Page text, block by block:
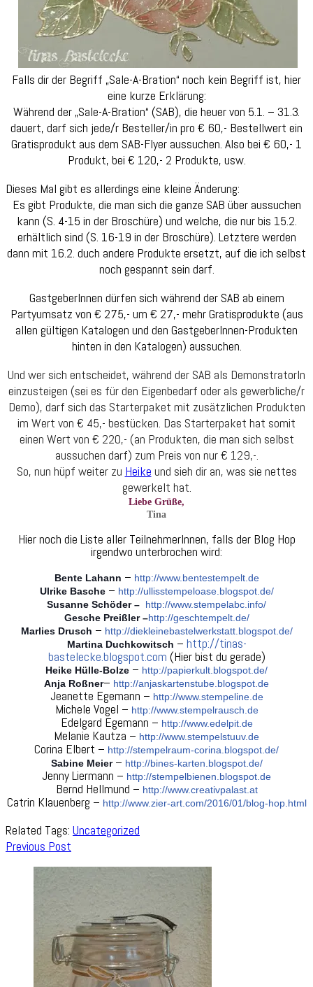
Falls dir der Begriff „Sale-A-Bration“ noch kein Begriff ist, hier
eine kurze Erklärung:
Während der „Sale-A-Bration“ (SAB), die heuer von 5.1. – 31.3.
dauert, darf sich jede/r Besteller/in pro € 60,- Bestellwert ein
Gratisprodukt aus dem SAB-Flyer aussuchen. Also bei € 60,- 1
Produkt, bei € 120,- 2 Produkte, usw.
Dieses Mal gibt es allerdings eine kleine Änderung:
Es gibt Produkte, die man sich die ganze SAB über aussuchen
kann (S. 4-15 in der Broschüre) und welche, die nur bis 15.2.
erhältlich sind (S. 16-19 in der Broschüre). Letztere werden
dann mit 16.2. duch andere Produkte ersetzt, auf die ich selbst
noch gespannt sein darf.
GastgeberInnen dürfen sich während der SAB ab einem
Partyumsatz von € 275,- um € 27,- mehr Gratisprodukte (aus
allen gültigen Katalogen und den GastgeberInnen-Produkten
hinten in den Katalogen) aussuchen.
Und wer sich entscheidet, während der SAB als DemonstratorIn
einzusteigen (sei es für den Eigenbedarf oder als gewerbliche/r
Demo), darf sich das Starterpaket mit zusätzlichen Produkten
im Wert von € 45,- bestücken. Das Starterpaket hat somit
einen Wert von € 220,- (an Produkten, die man sich selbst
aussuchen darf) zum Preis von nur € 129,-.
So, nun hüpf weiter zu Heike und sieh dir an, was sie nettes
gewerkelt hat.
Liebe Grüße,
Tina
Hier noch die Liste aller TeilnehmerInnen, falls der Blog Hop
irgendwo unterbrochen wird:
Bente Lahann – http://www.bentestempelt.de
Ulrike Basche– http://ullisstempeloase.blogspot.de/
Susanne Schöder – http://www.stempelabc.info/
Gesche Preißler –http://geschtempelt.de/
Marlies Drusch – http://diekleinebastelwerkstatt.blogspot.de/
Martina Duchkowitsch – http://tinas-
bastelecke.blogspot.com (Hier bist du gerade)
Heike Hülle-Bolze – http://papierkult.blogspot.de/
Anja Roßner– http://anjaskartenstube.blogspot.de
Jeanette Egemann – http://www.stempeline.de
Michele Vogel – http://www.stempelrausch.de
Edelgard Egemann – http://www.edelpit.de
Melanie Kautza – http://www.stempelstuuv.de
Corina Elbert – http://stempelraum-corina.blogspot.de/
Sabine Meier– http://bines-karten.blogspot.de/
Jenny Liermann – http://stempelbienen.blogspot.de
Bernd Hellmund – http://www.creativpalast.at
Catrin Klauenberg – http://www.zier-art.com/2016/01/blog-hop.html
Related Tags: Uncategorized
Post
Previous Post